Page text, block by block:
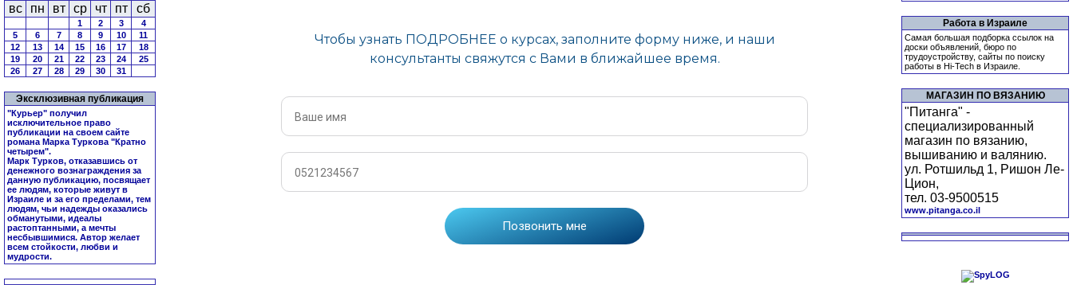
вс пн вт ср чт пт сб
1 2 3
4
5
6 7 8 9 10
11
12
13 14 15 16 17
18
19
20 21 22 23 24
25
26
27 28 29 30 31
Эксклюзивная публикация
"Курьер" получил
исключительное право
публикации на своем сайте
романа Марка Туркова "Кратно
четырем".
Марк Турков, отказавшись от
денежного вознаграждения за
данную публикацию, посвящает
ее людям, которые живут в
Израиле и за его пределами, тем
людям, чьи надежды оказались
обманутыми, идеалы
растоптанными, а мечты
несбывшимися. Автор желает
всем стойкости, любви и
мудрости.
Работа в Израиле
Самая большая подборка ссылок на
доски объявлений, бюро по
трудоустройству, сайты по поиску
работы в Hi-Tech в Израиле.
МАГАЗИН ПО ВЯЗАНИЮ
"Питанга" -
специализированный
магазин по вязанию,
вышиванию и валянию.
ул. Ротшильд 1, Ришон Ле-
Цион,
тел. 03-9500515
www.pitanga.co.il